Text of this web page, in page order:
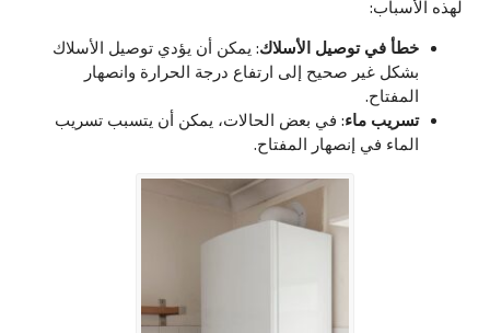
لهذه الأسباب:
خطأ في توصيل الأسلاك: يمكن أن يؤدي توصيل الأسلاك
بشكل غير صحيح إلى ارتفاع درجة الحرارة وانصهار
المفتاح.
تسريب ماء: في بعض الحالات، يمكن أن يتسبب تسريب
الماء في إنصهار المفتاح.